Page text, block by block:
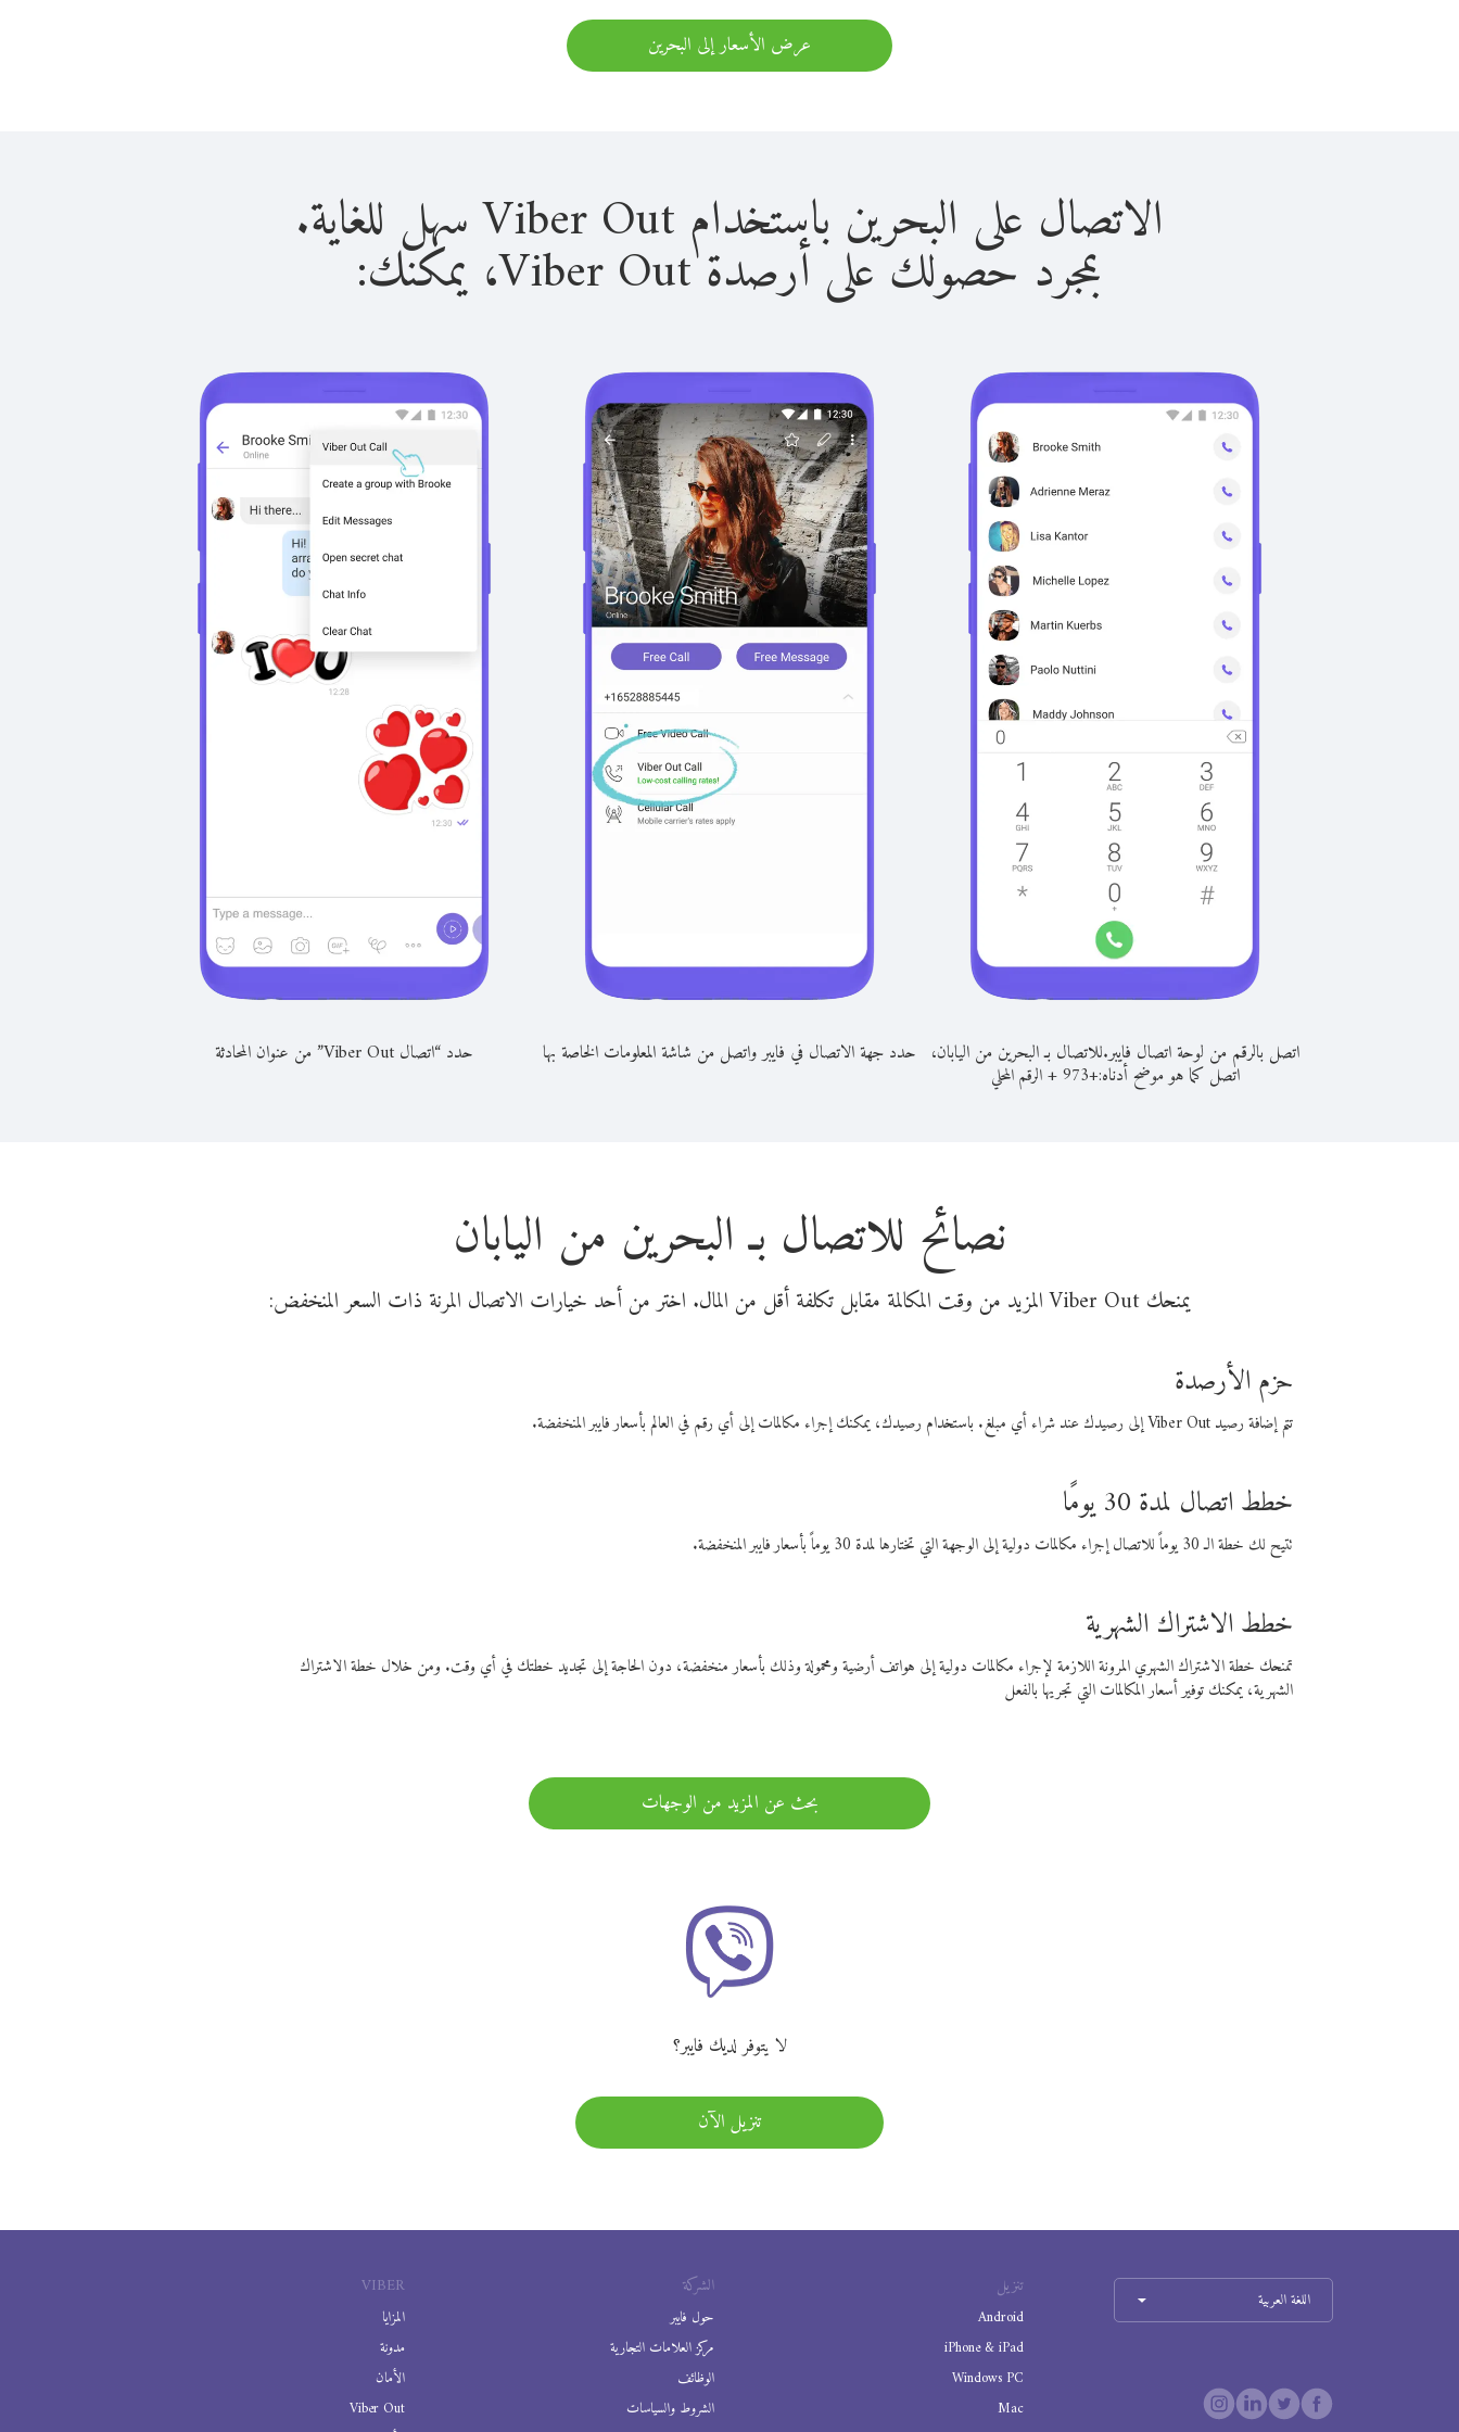
عرض الأسعار إلى البحرين
الاتصال على البحرين باستخدام Viber Out سهل للغاية.
بمجرد حصولك على أرصدة Viber Out، يمكنك:
اتصل بالرقم من لوحة اتصال فايبر.للاتصال بـ البحرين من اليابان،
اتصل كما هو موضح أدناه:+
973
+الرقم المحلي
حدد جهة الاتصال في فايبر واتصل من شاشة المعلومات الخاصة بها حدد “اتصال Viber Out” من عنوان المحادثة
نصائح للاتصال بـ البحرين من اليابان
يمنحك Viber Out المزيد من وقت المكالمة مقابل تكلفة أقل من المال. اختر من أحد خيارات الاتصال المرنة ذات السعر المنخفض:
حزم الأرصدة
تتم إضافة رصيد Viber Out إلى رصيدك عند شراء أي مبلغ. باستخدام رصيدك، يمكنك إجراء مكالمات إلى أي رقم في العالم بأسعار فايبر المنخفضة.
خطط اتصال لمدة 30 يومًا
تتيح لك خطة الـ 30 يوماً للاتصال إجراء مكالمات دولية إلى الوجهة التي تختارها لمدة 30 يوماً بأسعار فايبر المنخفضة.
خطط الاشتراك الشهرية
تمنحك خطة الاشتراك الشهري المرونة اللازمة لإجراء مكالمات دولية إلى هواتف أرضية ومحمولة وذلك بأسعار منخفضة، دون الحاجة إلى تجديد خطتك في أي وقت. ومن خلال خطة الاشتراك
الشهرية، يمكنك توفير أسعار المكالمات التي تجريها بالفعل
بحث عن المزيد من الوجهات
لا يتوفر لديك فايبر؟
تنزيل الآن
VIBER
المزايا
مدونة
الأمان
Viber Out
الشركة
حول فايبر
مركز العلامات التجارية
الوظائف
الشروط والسياسات
تنزيل
Android
iPhone & iPad
Windows PC
Mac
اللغة العربية